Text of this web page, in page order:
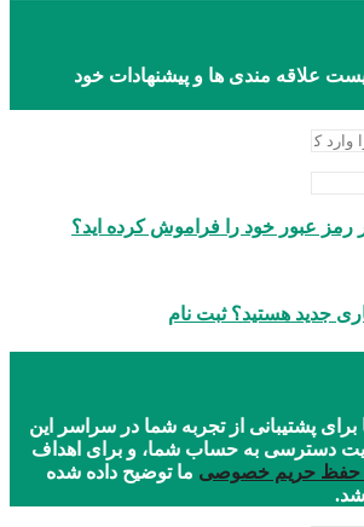
علاقه مندی ها و پیشنهادات خود
رمز عبور خود را فراموش کرده اید؟
جدید هستید؟ ثبت نام
پشتیبانی از تجربه شما در سراسر این
دسترسی به حساب شما، و برای اهداف
حریم خصوصی ما توضیح داده شده
شد.